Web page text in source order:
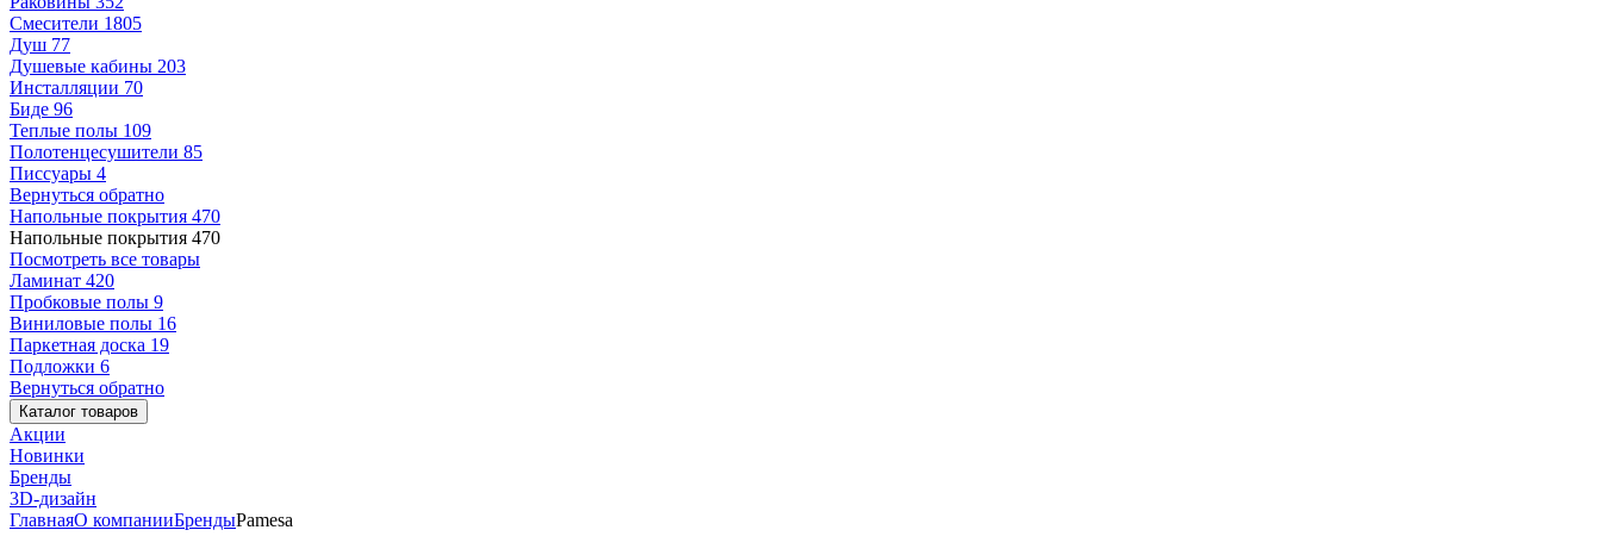
Смесители 1805
Душ 77
Душевые кабины 203
Инсталляции 70
Биде 96
Теплые полы 109
Полотенцесушители 85
Писсуары 4
Вернуться обратно
Напольные покрытия 470
Напольные покрытия 470
Посмотреть все товары
Ламинат 420
Пробковые полы 9
Виниловые полы 16
Паркетная доска 19
Подложки 6
Вернуться обратно
Каталог товаров
Акции
Новинки
Бренды
3D-дизайн
ГлавнаяО компанииБрендыPamesa